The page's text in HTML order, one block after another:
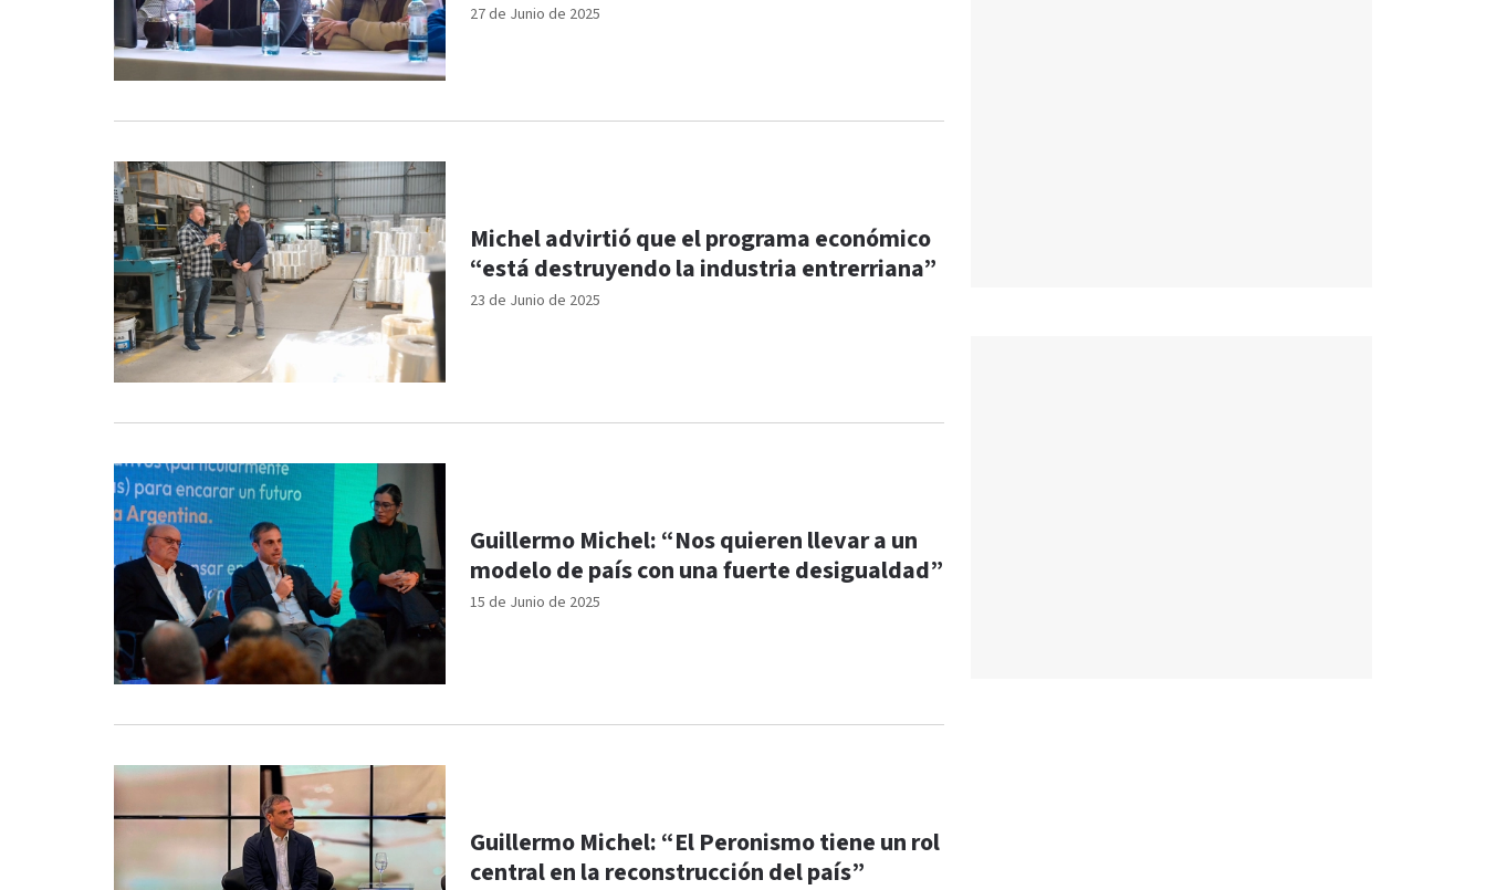
27 de Junio de 2025
23 de Junio de 2025
Michel advirtió que el programa económico
“está destruyendo la industria entrerriana”
15 de Junio de 2025
Guillermo Michel: “Nos quieren llevar a un
modelo de país con una fuerte desigualdad”
Guillermo Michel: “El Peronismo tiene un rol
central en la reconstrucción del país”